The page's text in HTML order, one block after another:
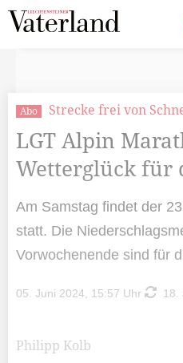
Abo Strecke frei von
LGT Alpin
Wetterglück für
Am Samstag findet der
statt. Die
Vorwochenende sind für
05. Juni 2024, 15:57 Uhr 18.
Philipp Kolb